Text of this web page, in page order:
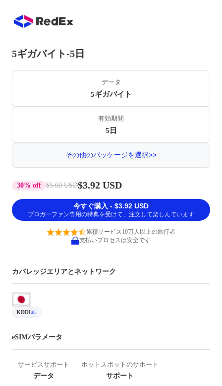
5ギガバイト-5日
データ
5ギガバイト
有効期間
5日
その他のパッケージを選択>>
30% off $5.60 USD$3.92 USD
今すぐ購入 - $3.92 USD
ブロガーファン専用の特典を受けて、注文して楽しんでいます
累積サービス10万人以上の旅行者
支払いプロセスは安全です
カバレッジエリアとネットワーク
KDDI4G
eSIMパラメータ
サービスサポート
データ
ホットスポットのサポート
サポート